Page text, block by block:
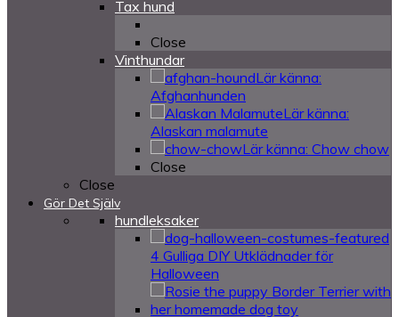
Tax hund
Close
Vinthundar
Lär känna:
Afghanhunden
Lär känna:
Alaskan malamute
Lär känna: Chow chow
Close
Close
Gör Det Själv
hundleksaker
4 Gulliga DIY Utklädnader för
Halloween